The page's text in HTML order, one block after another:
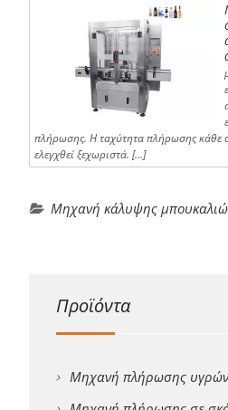
πλήρωσης. Η ταχύτητα πλήρωσης κάθε
ελεγχθεί ξεχωριστά. […]
Μηχανή κάλυψης
Προϊόντα
Μηχανή πλήρωσης υγρών